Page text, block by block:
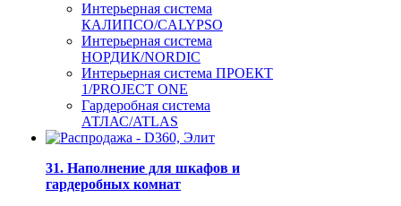
Интерьерная система
КАЛИПСО/CALYPSO
Интерьерная система
НОРДИК/NORDIC
Интерьерная система ПРОЕКТ
1/PROJECT ONE
Гардеробная система
АТЛАС/ATLAS
31. Наполнение для шкафов и
гардеробных комнат